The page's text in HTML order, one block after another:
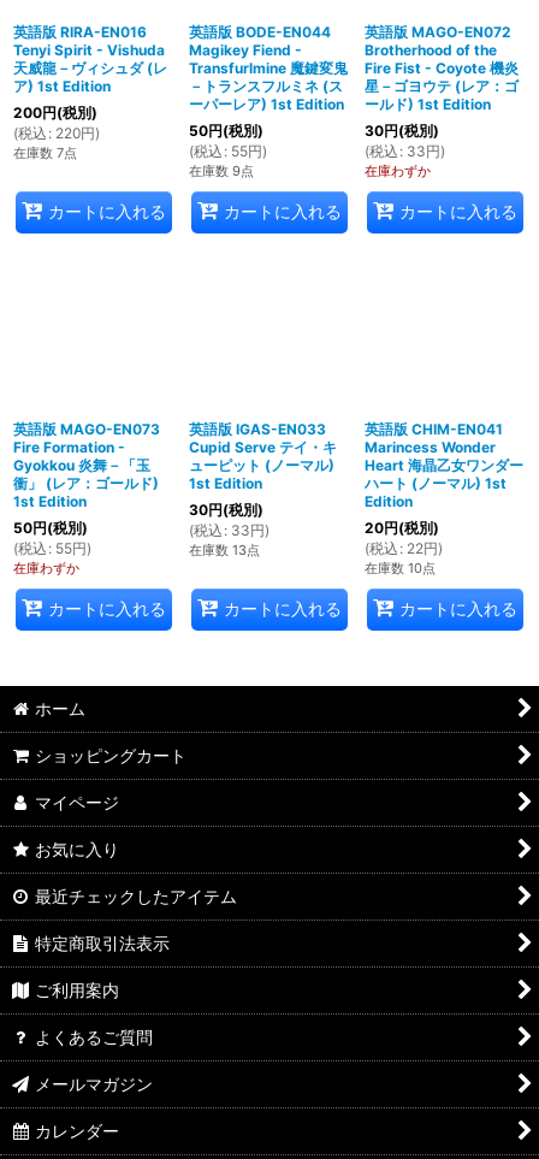
英語版 RIRA-EN016
Tenyi Spirit - Vishuda
天威龍－ヴィシュダ (レ
ア) 1st Edition
200円(税別)
(税込 : 220円)
在庫数 7点
カートに入れる
英語版 BODE-EN044
Magikey Fiend -
Transfurlmine 魔鍵変鬼
－トランスフルミネ (ス
ーパーレア) 1st Edition
50円(税別)
(税込 : 55円)
在庫数 9点
カートに入れる
英語版 MAGO-EN072
Brotherhood of the
Fire Fist - Coyote 機炎
星－ゴヨウテ (レア：ゴ
ールド) 1st Edition
30円(税別)
(税込 : 33円)
在庫わずか
カートに入れる
英語版 MAGO-EN073
Fire Formation -
Gyokkou 炎舞－「玉
衝」 (レア：ゴールド)
1st Edition
50円(税別)
(税込 : 55円)
在庫わずか
カートに入れる
英語版 IGAS-EN033
Cupid Serve テイ・キ
ューピット (ノーマル)
1st Edition
30円(税別)
(税込 : 33円)
在庫数 13点
カートに入れる
英語版 CHIM-EN041
Marincess Wonder
Heart 海晶乙女ワンダー
ハート (ノーマル) 1st
Edition
20円(税別)
(税込 : 22円)
在庫数 10点
カートに入れる
ホーム
ショッピングカート
マイページ
お気に入り
最近チェックしたアイテム
特定商取引法表示
ご利用案内
よくあるご質問
メールマガジン
カレンダー